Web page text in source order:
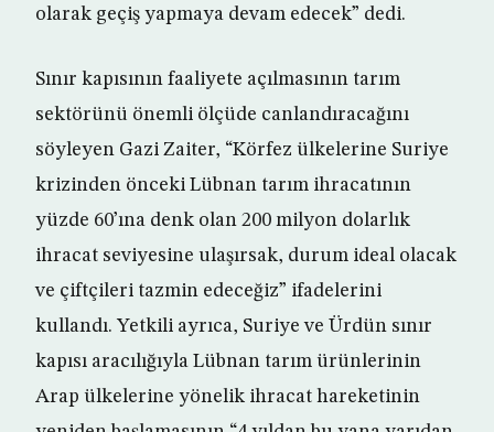
olarak geçiş yapmaya devam edecek” dedi.
Sınır kapısının faaliyete açılmasının tarım
sektörünü önemli ölçüde canlandıracağını
söyleyen Gazi Zaiter, “Körfez ülkelerine Suriye
krizinden önceki Lübnan tarım ihracatının
yüzde 60’ına denk olan 200 milyon dolarlık
ihracat seviyesine ulaşırsak, durum ideal olacak
ve çiftçileri tazmin edeceğiz” ifadelerini
kullandı. Yetkili ayrıca, Suriye ve Ürdün sınır
kapısı aracılığıyla Lübnan tarım ürünlerinin
Arap ülkelerine yönelik ihracat hareketinin